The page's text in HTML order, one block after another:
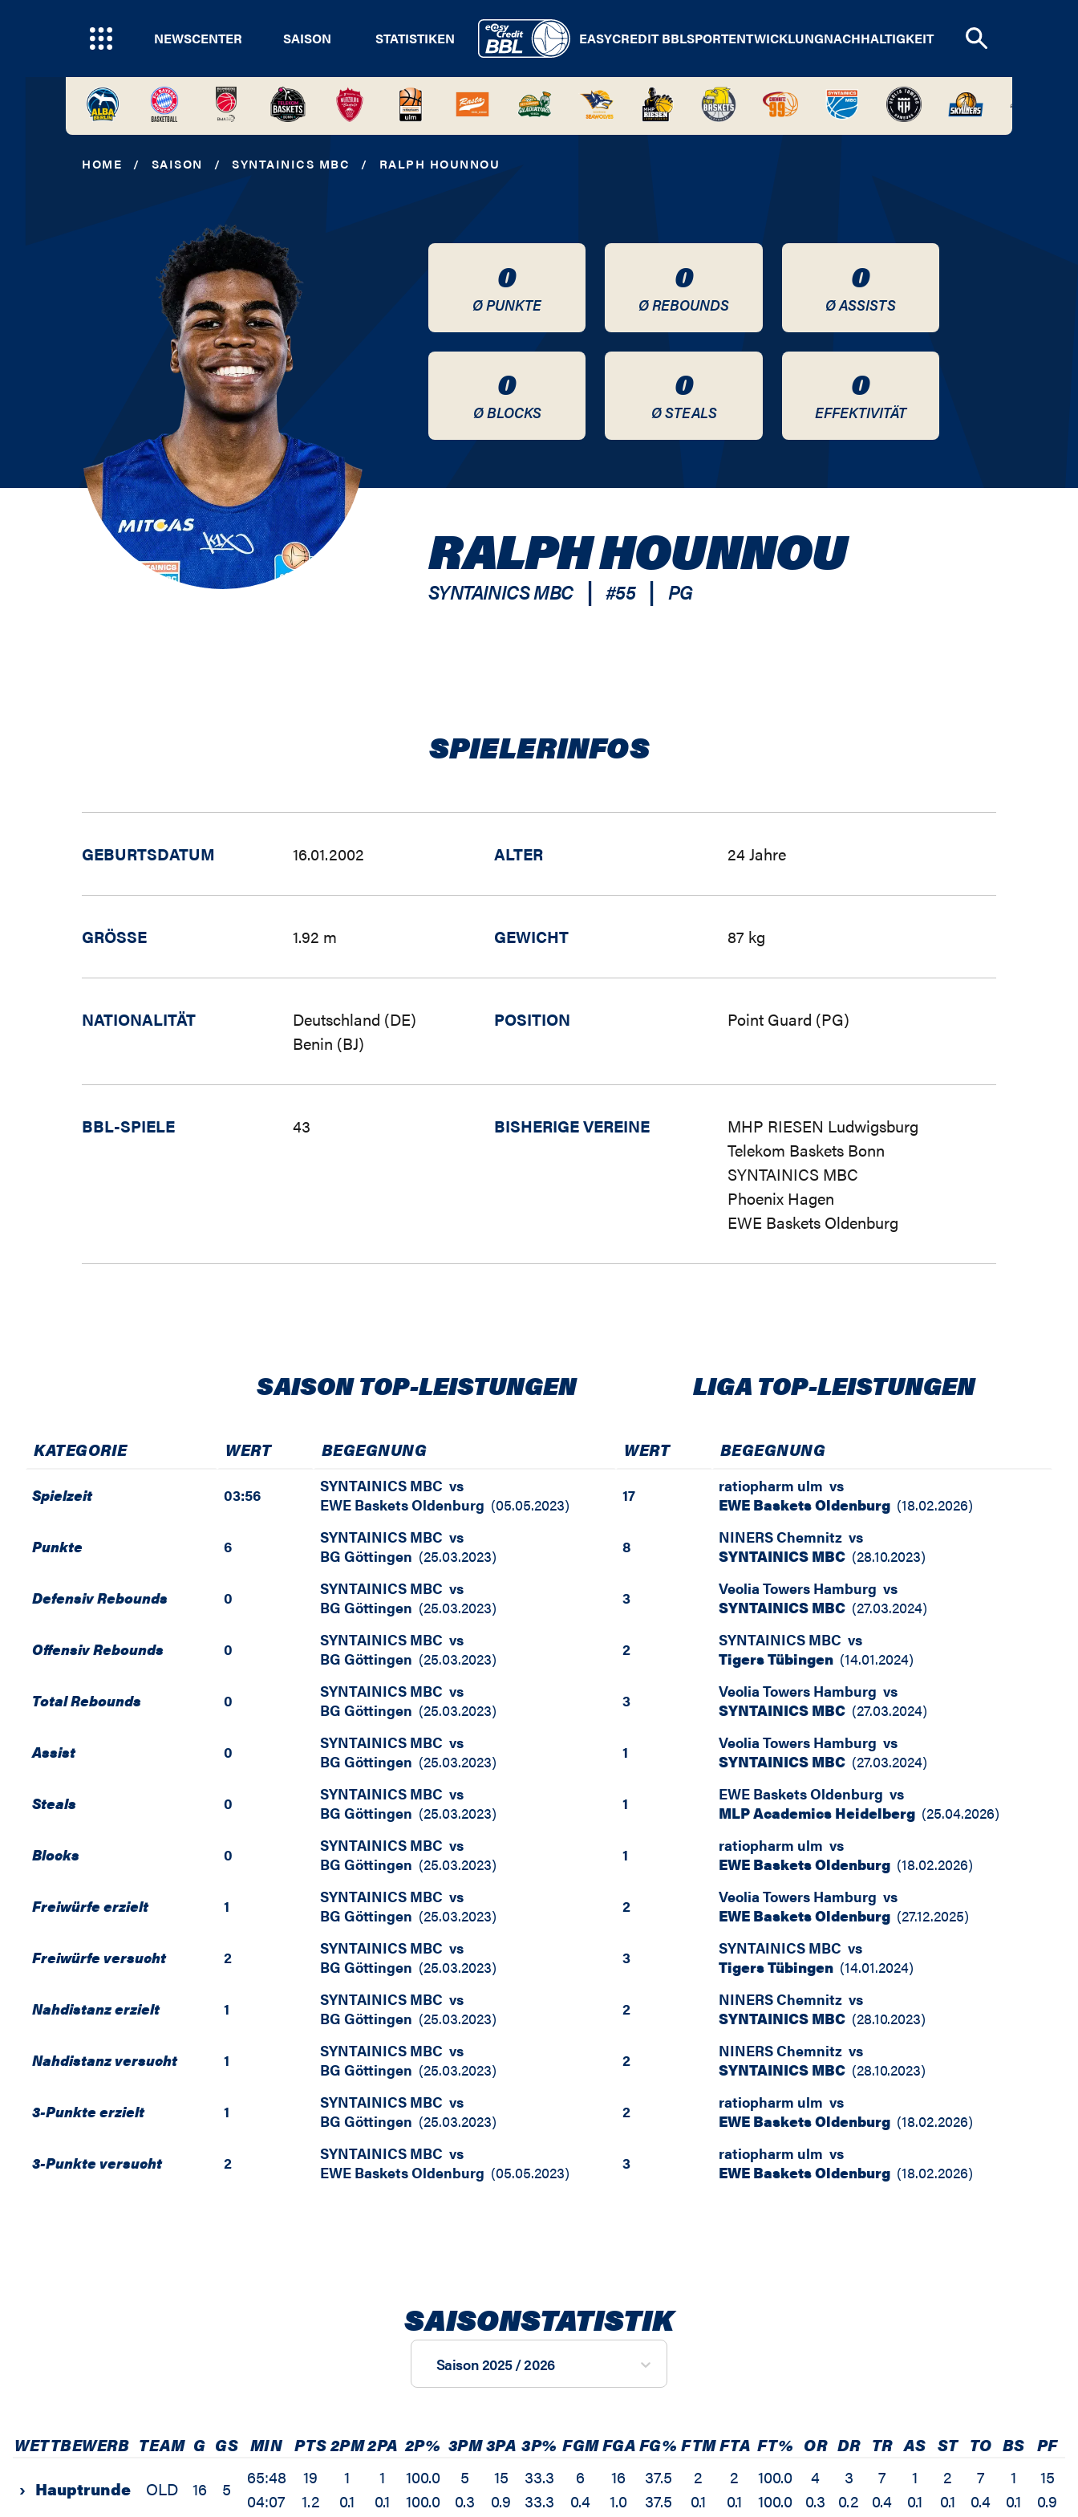
NEWSCENTER SAISON STATISTIKEN EASYCREDIT BBLSPORTENTWICKLUNGNACHHALTIGKEIT
HOME / SAISON / SYNTAINICS MBC / RALPH HOUNNOU
0
Ø PUNKTE
0
Ø REBOUNDS
0
Ø ASSISTS
0
Ø BLOCKS
0
Ø STEALS
0
EFFEKTIVITÄT
RALPH HOUNNOU
SYNTAINICS MBC | #55 | PG
SPIELERINFOS
GEBURTSDATUM 16.01.2002 ALTER 24 Jahre
GRÖSSE 1.92 m GEWICHT 87 kg
NATIONALITÄT
Deutschland (DE)
Benin (BJ)
POSITION Point Guard (PG)
BBL-SPIELE 43 BISHERIGE VEREINE
MHP RIESEN Ludwigsburg
Telekom Baskets Bonn
SYNTAINICS MBC
Phoenix Hagen
EWE Baskets Oldenburg
SAISON TOP-LEISTUNGEN LIGA TOP-LEISTUNGEN
KATEGORIE WERT BEGEGNUNG WERT BEGEGNUNG
Spielzeit 03:56 SYNTAINICS MBC vs
EWE Baskets Oldenburg (05.05.2023) 17 ratiopharm ulm vs
EWE Baskets Oldenburg (18.02.2026)
Punkte 6 SYNTAINICS MBC vs
BG Göttingen (25.03.2023) 8 NINERS Chemnitz vs
SYNTAINICS MBC (28.10.2023)
Defensiv Rebounds 0 SYNTAINICS MBC vs
BG Göttingen (25.03.2023) 3 Veolia Towers Hamburg vs
SYNTAINICS MBC (27.03.2024)
Offensiv Rebounds 0 SYNTAINICS MBC vs
BG Göttingen (25.03.2023) 2 SYNTAINICS MBC vs
Tigers Tübingen (14.01.2024)
Total Rebounds 0 SYNTAINICS MBC vs
BG Göttingen (25.03.2023) 3 Veolia Towers Hamburg vs
SYNTAINICS MBC (27.03.2024)
Assist 0 SYNTAINICS MBC vs
BG Göttingen (25.03.2023) 1 Veolia Towers Hamburg vs
SYNTAINICS MBC (27.03.2024)
Steals 0 SYNTAINICS MBC vs
BG Göttingen (25.03.2023) 1 EWE Baskets Oldenburg vs
MLP Academics Heidelberg (25.04.2026)
Blocks 0 SYNTAINICS MBC vs
BG Göttingen (25.03.2023) 1 ratiopharm ulm vs
EWE Baskets Oldenburg (18.02.2026)
Freiwürfe erzielt 1 SYNTAINICS MBC vs
BG Göttingen (25.03.2023) 2 Veolia Towers Hamburg vs
EWE Baskets Oldenburg (27.12.2025)
Freiwürfe versucht 2 SYNTAINICS MBC vs
BG Göttingen (25.03.2023) 3 SYNTAINICS MBC vs
Tigers Tübingen (14.01.2024)
Nahdistanz erzielt 1 SYNTAINICS MBC vs
BG Göttingen (25.03.2023) 2 NINERS Chemnitz vs
SYNTAINICS MBC (28.10.2023)
Nahdistanz versucht 1 SYNTAINICS MBC vs
BG Göttingen (25.03.2023) 2 NINERS Chemnitz vs
SYNTAINICS MBC (28.10.2023)
3-Punkte erzielt 1 SYNTAINICS MBC vs
BG Göttingen (25.03.2023) 2 ratiopharm ulm vs
EWE Baskets Oldenburg (18.02.2026)
3-Punkte versucht 2 SYNTAINICS MBC vs
EWE Baskets Oldenburg (05.05.2023) 3 ratiopharm ulm vs
EWE Baskets Oldenburg (18.02.2026)
SAISONSTATISTIK
Saison 2025 / 2026
WETTBEWERB TEAM G GS MIN PTS2PM2PA 2P% 3PM3PA 3P% FGMFGAFG% FTMFTA FT% OR DR TR AS ST TO BS PF
› Hauptrunde OLD 16 5
65:48
04:07
19
1.2
1
0.1
1
0.1
100.0
100.0
5
0.3
15
0.9
33.3
33.3
6
0.4
16
1.0
37.5
37.5
2
0.1
2
0.1
100.0
100.0
4
0.3
3
0.2
7
0.4
1
0.1
2
0.1
7
0.4
1
0.1
15
0.9